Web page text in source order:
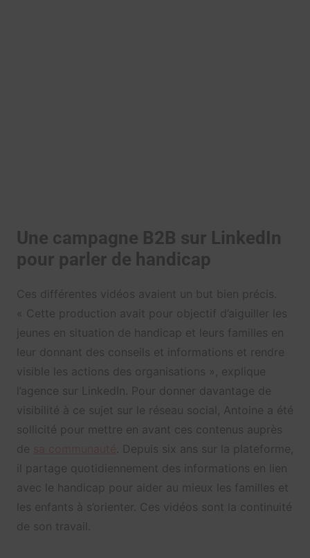
Une campagne B2B sur LinkedIn
pour parler de handicap
Ces différentes vidéos avaient un but bien précis.
« Cette production avait pour objectif d’aiguiller les
jeunes en situation de handicap et leurs familles en
leur donnant des conseils et informations et rendre
visible les actions des organisations », explique
l’agence sur LinkedIn. Pour donner davantage de
visibilité à ce sujet sur le réseau social, Antoine a été
sollicité pour mettre en avant ces contenus auprès
de
. Depuis six ans sur la plateforme,
il partage quotidiennement des informations en lien
avec le handicap pour aider au mieux les familles et
les enfants à s’orienter. Ces vidéos sont la continuité
de son travail.